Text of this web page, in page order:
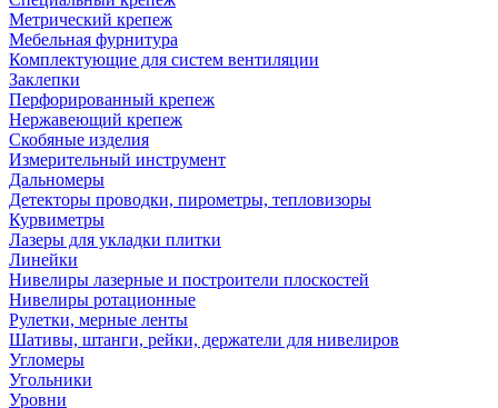
Метрический крепеж
Мебельная фурнитура
Комплектующие для систем вентиляции
Заклепки
Перфорированный крепеж
Нержавеющий крепеж
Скобяные изделия
Измерительный инструмент
Дальномеры
Детекторы проводки, пирометры, тепловизоры
Курвиметры
Лазеры для укладки плитки
Линейки
Нивелиры лазерные и построители плоскостей
Нивелиры ротационные
Рулетки, мерные ленты
Шативы, штанги, рейки, держатели для нивелиров
Угломеры
Угольники
Уровни